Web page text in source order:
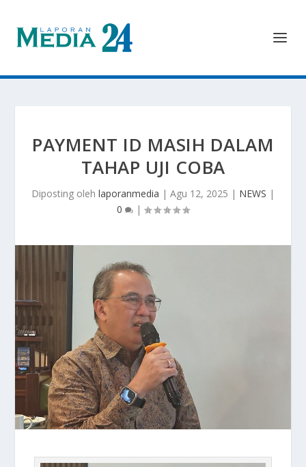
PAYMENT ID MASIH DALAM
TAHAP UJI COBA
Diposting oleh laporanmedia | Agu 12, 2025 | NEWS |
0
|